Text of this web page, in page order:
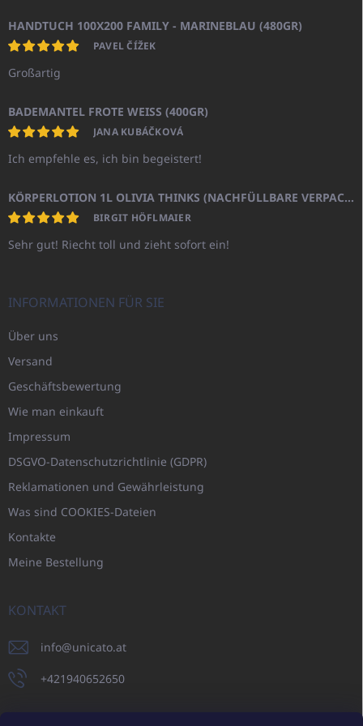
HANDTUCH 100X200 FAMILY - MARINEBLAU (480GR)
PAVEL ČÍŽEK
Großartig
BADEMANTEL FROTE WEISS (400GR)
JANA KUBÁČKOVÁ
Ich empfehle es, ich bin begeistert!
KÖRPERLOTION 1L OLIVIA THINKS (NACHFÜLLBARE VERPACKUNG)
BIRGIT HÖFLMAIER
Sehr gut! Riecht toll und zieht sofort ein!
INFORMATIONEN FÜR SIE
Über uns
Versand
Geschäftsbewertung
Wie man einkauft
Impressum
DSGVO-Datenschutzrichtlinie (GDPR)
Reklamationen und Gewährleistung
Was sind COOKIES-Dateien
Kontakte
Meine Bestellung
KONTAKT
info@unicato.at
+421940652650